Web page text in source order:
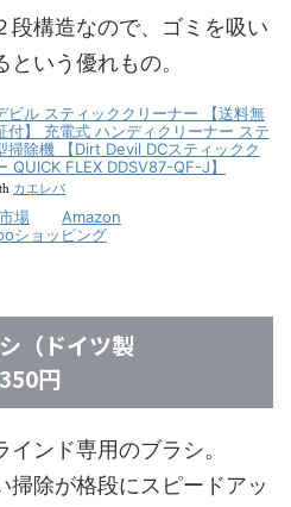
段構造なので、ゴミを吸い
いう優れもの。
ビル スティッククリーナー 【送料無
付】 充電式 ハンディクリーナー ステ
掃除機 【Dirt Devil DCスティックク
QUICK FLEX DDSV87-QF-J】
カエレバ
場
Amazon
ショッピング
（ドイツ製
円
ンド専用のブラシ。
掃除が格段にスピードアッ